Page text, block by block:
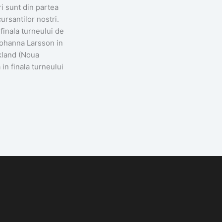
sunt din partea
nostri.
turneului de
Larsson in
(Noua
in finala turneului